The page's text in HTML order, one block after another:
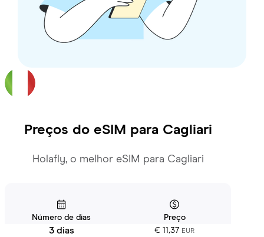
Preços do eSIM para Cagliari
Holafly, o melhor eSIM para Cagliari
Número de dias Preço
3 dias € 11,37 EUR